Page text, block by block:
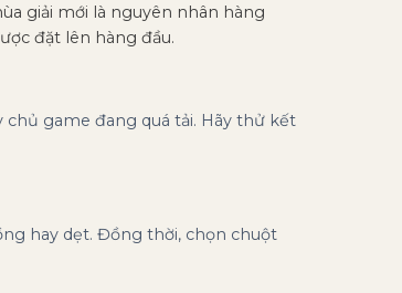
giải mới là nguyên nhân hàng
đặt lên hàng đầu.
game đang quá tải. Hãy thử kết
hay dẹt. Đồng thời, chọn chuột